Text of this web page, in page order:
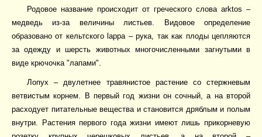
Родовое название происходит от греческого слова arktos –
медведь из-за величины листьев. Видовое определение
образовано от кельтского lappa – рука, так как плоды цепляются
за одежду и шерсть животных многочисленными загнутыми в
виде крючочка "лапами".
Лопух – двулетнее травянистое растение со стержневым
ветвистым корнем. В первый год жизни он сочный, а на второй
расходует питательные вещества и становится дряблым и полым
внутри. Растения первого года жизни имеют лишь прикорневую